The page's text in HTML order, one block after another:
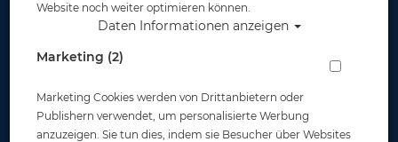
Website noch weiter optimieren können.
Daten Informationen anzeigen
Marketing (2)
Marketing Cookies werden von Drittanbietern oder
Publishern verwendet, um personalisierte Werbung
anzuzeigen. Sie tun dies, indem sie Besucher über Websites